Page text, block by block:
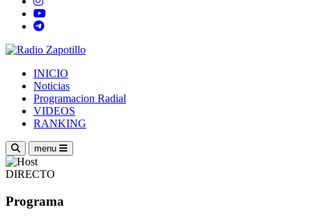
INICIO
Noticias
Programacion Radial
VIDEOS
RANKING
menu
DIRECTO
Programa